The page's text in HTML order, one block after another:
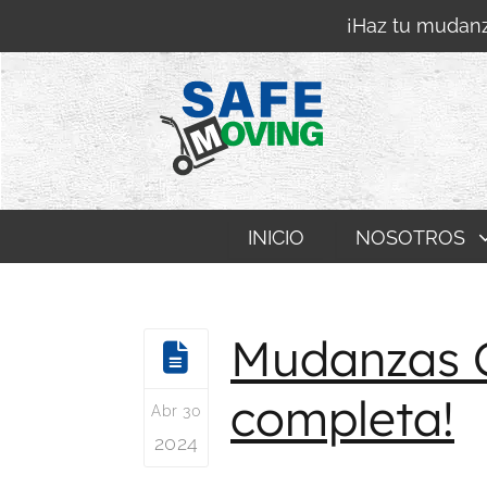
¡Haz tu
INICIO NOSOTROS
Abr 30
2024
Mudanzas
completa!